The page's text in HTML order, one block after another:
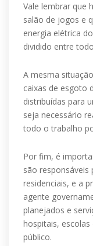
Vale lembrar que
salão de jogos e
energia elétrica
dividido entre
A mesma
caixas de esgoto
distribuídas para
seja necessário
todo o trabalho
Por fim, é
são
residenciais, e a
agente
planejados e
hospitais,
público.